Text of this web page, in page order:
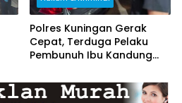
Polres Kuningan Gerak
Cepat, Terduga Pelaku
Pembunuh Ibu Kandung